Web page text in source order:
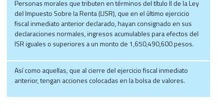
Personas morales que tributen en términos del título II de la Ley
del Impuesto Sobre la Renta (LISR), que en el último ejercicio
fiscal inmediato anterior declarado, hayan consignado en sus
declaraciones normales, ingresos acumulables para efectos del
ISR iguales o superiores a un monto de 1,650,490,600 pesos.
Así como aquellas, que al cierre del ejercicio fiscal inmediato
anterior, tengan acciones colocadas en la bolsa de valores.